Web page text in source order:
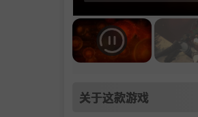
关于这款游戏